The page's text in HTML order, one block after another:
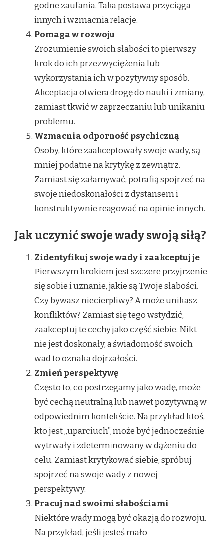
godne zaufania. Taka postawa przyciąga
innych i wzmacnia relacje.
Pomaga w rozwoju
Zrozumienie swoich słabości to pierwszy
krok do ich przezwyciężenia lub
wykorzystania ich w pozytywny sposób.
Akceptacja otwiera drogę do nauki i zmiany,
zamiast tkwić w zaprzeczaniu lub unikaniu
problemu.
Wzmacnia odporność psychiczną
Osoby, które zaakceptowały swoje wady, są
mniej podatne na krytykę z zewnątrz.
Zamiast się załamywać, potrafią spojrzeć na
swoje niedoskonałości z dystansem i
konstruktywnie reagować na opinie innych.
Jak uczynić swoje wady swoją siłą?
Zidentyfikuj swoje wady i zaakceptuj je
Pierwszym krokiem jest szczere przyjrzenie
się sobie i uznanie, jakie są Twoje słabości.
Czy bywasz niecierpliwy? A może unikasz
konfliktów? Zamiast się tego wstydzić,
zaakceptuj te cechy jako część siebie. Nikt
nie jest doskonały, a świadomość swoich
wad to oznaka dojrzałości.
Zmień perspektywę
Często to, co postrzegamy jako wadę, może
być cechą neutralną lub nawet pozytywną w
odpowiednim kontekście. Na przykład ktoś,
kto jest „uparciuch”, może być jednocześnie
wytrwały i zdeterminowany w dążeniu do
celu. Zamiast krytykować siebie, spróbuj
spojrzeć na swoje wady z nowej
perspektywy.
Pracuj nad swoimi słabościami
Niektóre wady mogą być okazją do rozwoju.
Na przykład, jeśli jesteś mało